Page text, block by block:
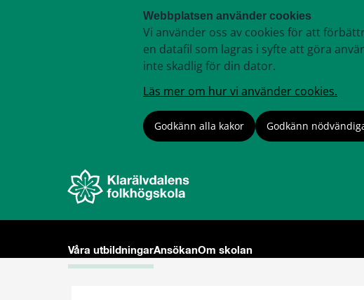
Webbplatsen använder cookies
Vi använder oss av cookies för att
en datafil som lagras i syfte att göra
inte skadlig för din dator.
Läs mer om hur vi använder cookies.
Godkänn alla kakor Godkänn
Våra utbildningarAnsökanOm skolan